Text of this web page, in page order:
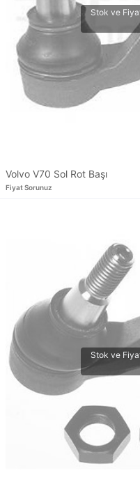
Volvo V70 Sol Rot Başı
Fiyat Sorunuz